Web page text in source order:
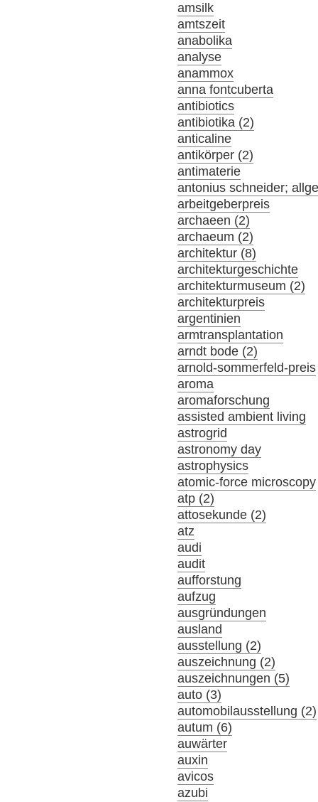
amsilk
amtszeit
anabolika
analyse
anammox
anna fontcuberta
antibiotics
antibiotika (2)
anticaline
antikörper (2)
antimaterie
antonius schneider;
arbeitgeberpreis
archaeen (2)
archaeum (2)
architektur (8)
architekturgeschichte
architekturmuseum (2)
architekturpreis
argentinien
armtransplantation
arndt bode (2)
arnold-sommerfeld-preis
aroma
aromaforschung
assisted ambient living
astrogrid
astronomy day
astrophysics
atomic-force microscopy
atp (2)
attosekunde (2)
atz
audi
audit
aufforstung
aufzug
ausgründungen
ausland
ausstellung (2)
auszeichnung (2)
auszeichnungen (5)
auto (3)
automobilausstellung (2)
autum (6)
auwärter
auxin
avicos
azubi